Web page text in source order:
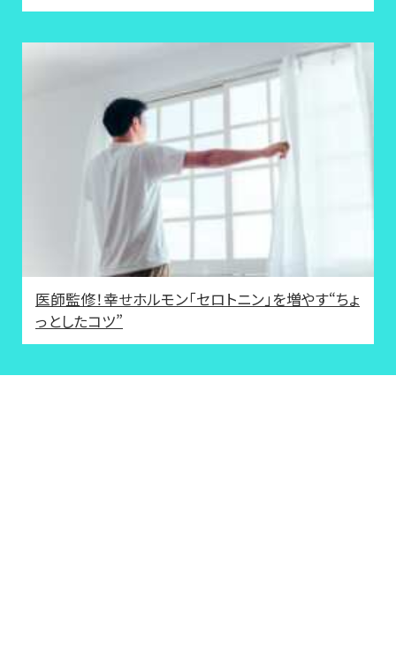
医師監修！幸せホルモン「セロトニン」を増やす“ちょ
っとしたコツ”